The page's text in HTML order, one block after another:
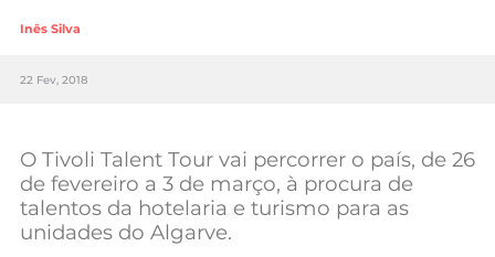
Lifestyle
Sociedade
Negócios
Mundial 2026
Inês Silva
22 Fev, 2018
O Tivoli Talent Tour vai percorrer o país, de 26
de fevereiro a 3 de março, à procura de
talentos da hotelaria e turismo para as
unidades do Algarve.